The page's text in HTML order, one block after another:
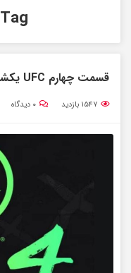
Tag:
قسمت چهارم UFC یکشنبه رونمایی خواهد شد
۱۵۴۷ بازدید ۰ دیدگاه